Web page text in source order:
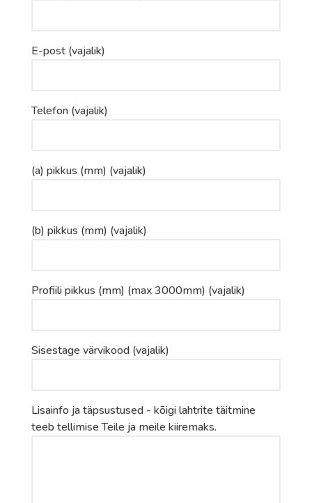
E-post (vajalik)
Telefon (vajalik)
(a) pikkus (mm) (vajalik)
(b) pikkus (mm) (vajalik)
Profiili pikkus (mm) (max 3000mm) (vajalik)
Sisestage värvikood (vajalik)
Lisainfo ja täpsustused - kõigi lahtrite täitmine
teeb tellimise Teile ja meile kiiremaks.